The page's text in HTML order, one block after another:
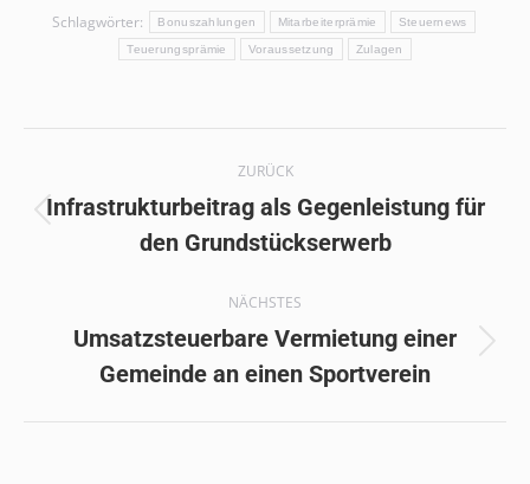
Schlagwörter:
Bonuszahlungen Mitarbeiterprämie Steuernews
Teuerungsprämie Voraussetzung Zulagen
Kommentarnavigation
ZURÜCK
Vorheriger
Beitrag:
Infrastrukturbeitrag als Gegenleistung für
den Grundstückserwerb
NÄCHSTES
Nächster
Beitrag:
Umsatzsteuerbare Vermietung einer
Gemeinde an einen Sportverein